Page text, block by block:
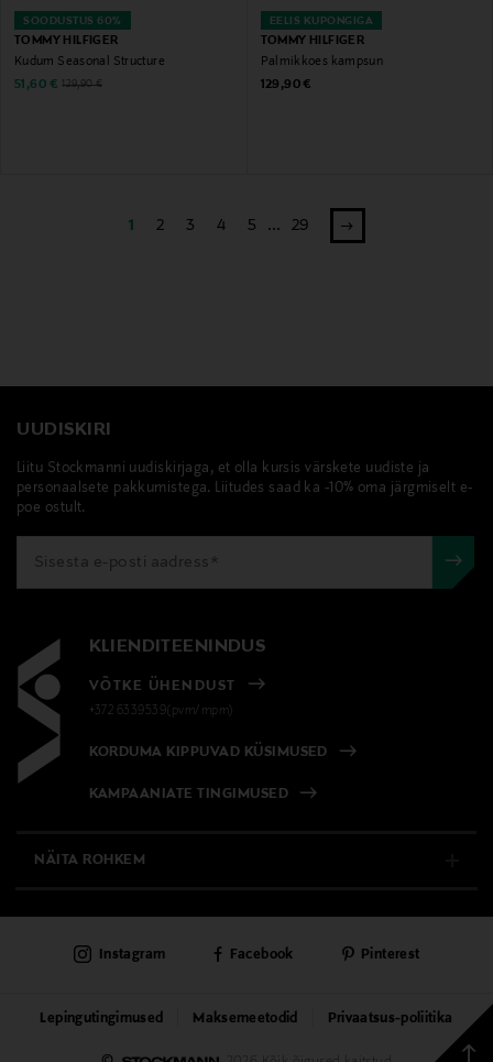
SOODUSTUS 60%
TOMMY HILFIGER
Kudum Seasonal Structure
Discounted Price
51,60 € Original Price
129,90 €
EELIS KUPONGIGA
TOMMY HILFIGER
Palmikkoes kampsun
Original Price
129,90 €
1 2 3 4 5 ... 29
UUDISKIRI
Liitu Stockmanni uudiskirjaga, et olla kursis värskete uudiste ja
personaalsete pakkumistega. Liitudes saad ka -10% oma järgmiselt e-
poe ostult.
KLIENDITEENINDUS
VÕTKE ÜHENDUST
+372 6339539(pvm/mpm)
KORDUMA KIPPUVAD KÜSIMUSED
KAMPAANIATE TINGIMUSED
NÄITA ROHKEM
PÜSIKLIENDITEENINDUS
KAUBAMAJAD
Lepingutingimused Maksemeetodid Privaatsus-poliitika
Instagram Facebook Pinterest